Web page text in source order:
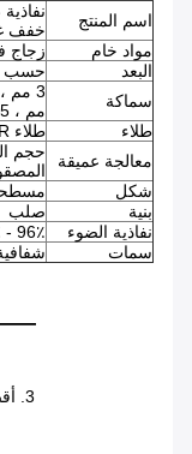
اسم المنتج
خفف
مواد خام
زجاج
البعد
حسب
سماكة
مم ، 15 مم ، 19 مم
طلاء
طلاء AR أحادي الجانب ؛طلاء مزدوج الجانب AR
معالجة عميقة
حجم
شكل
بنية
صلب
نفاذية الضوء
96٪ - 98٪
سمات
——
3. أقصى وزن لكل صندوق خشبي هو 1.5-1.8 طن